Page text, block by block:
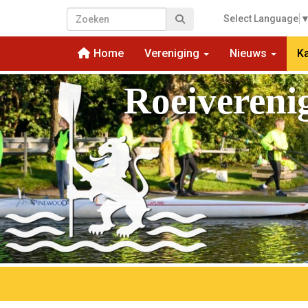
Select Language ▼
Home Vereniging Nieuws